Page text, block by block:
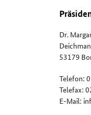
Dr.
53179
Telefon:
Telefax:
E-Mail: